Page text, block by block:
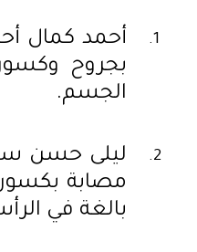
أحمد كمال
بجروح
الجسم.
مصابة بكسور
بالغة في